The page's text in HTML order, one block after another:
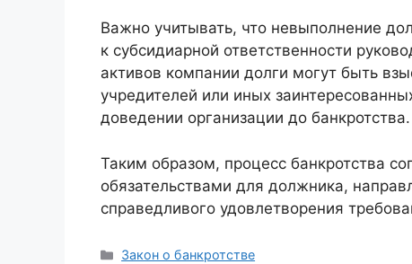
Важно учитывать, что невыполнение
к субсидиарной ответственности
активов компании долги могут быть
учредителей или иных
доведении организации до банкротства.
Таким образом, процесс банкротства
обязательствами для должника,
справедливого удовлетворения
Рубрики
Закон о банкротстве